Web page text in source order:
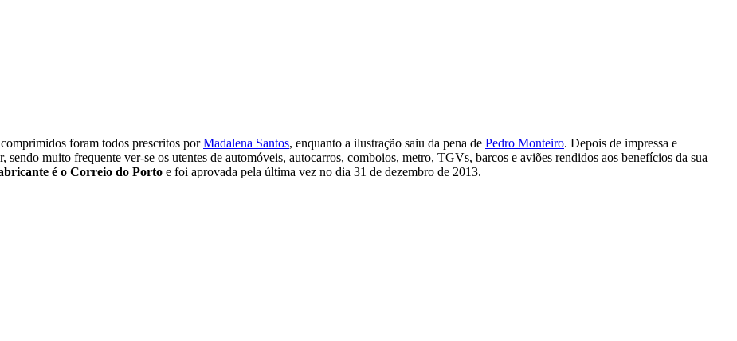
foram todos prescritos porMadalena Santos, enquanto a ilustração saiu da pena de Pedro Monteiro. Depois de impressa e
muito frequente ver-se os utentes de automóveis, autocarros, comboios, metro, TGVs, barcos e aviões rendidos aos benefícios da sua
é o Correio do Porto e foi aprovada pela última vez no dia 31 de dezembro de 2013.